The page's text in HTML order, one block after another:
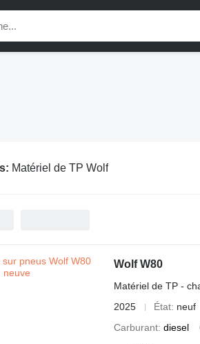
Matériel de TP Wolf
Wolf W80
Matériel de TP -
2025
État neuf
Carburant diesel